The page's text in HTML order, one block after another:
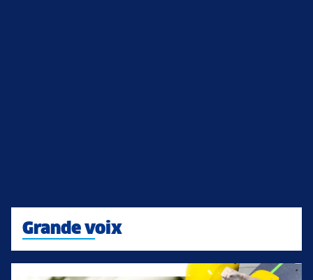
Grande voix